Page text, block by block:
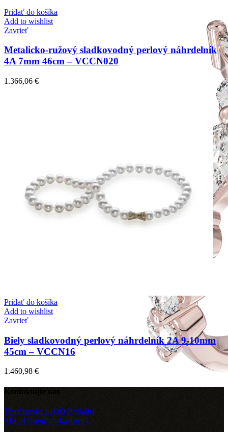
Pridať do košíka
Add to wishlist
Zavrieť
Metalicko-ružový sladkovodný perlový náhrdelník
4A 7mm 46cm – VCCN020
1.366,06 €
Pridať do košíka
Add to wishlist
Zavrieť
Biely sladkovodný perlový náhrdelník 2A 9-10mm
45cm – VCCN16
1.460,98 €
Kontaktujte nás
Trenčianska 1 (OD Pelikán)
913 21 Trenčianska Turná